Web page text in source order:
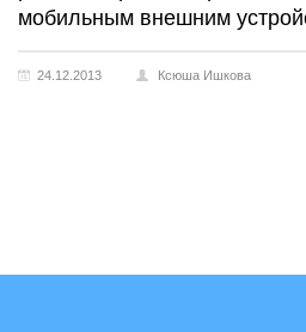
мобильным внешним
24.12.2013 Ксюша Ишкова